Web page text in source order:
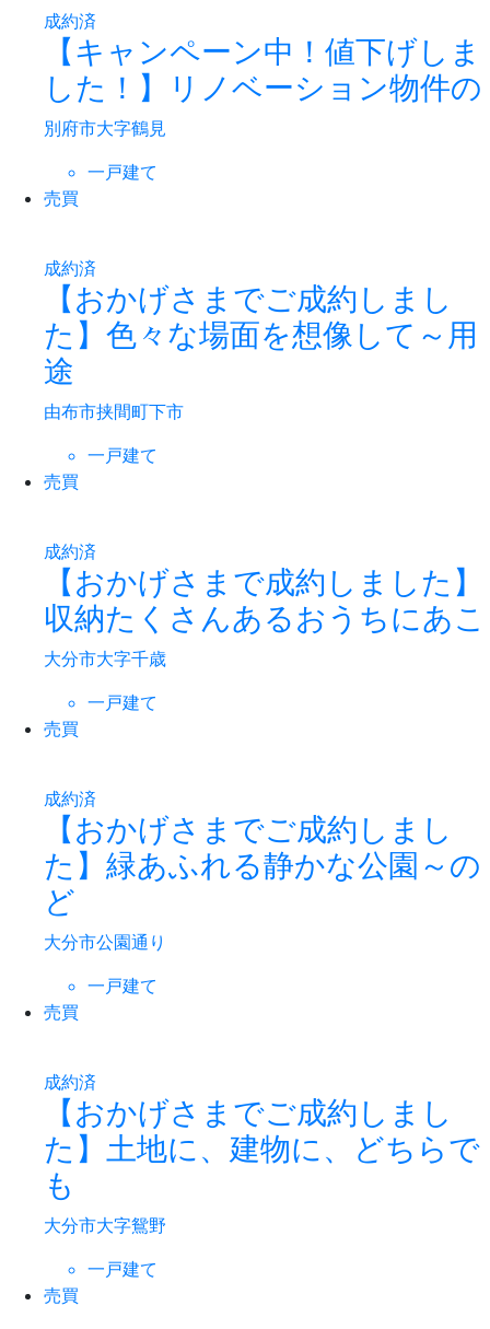
成約済
【キャンペーン中！値下げしま
した！】リノベーション物件の
別府市大字鶴見
一戸建て
売買
成約済
【おかげさまでご成約しまし
た】色々な場面を想像して～用
途
由布市挟間町下市
一戸建て
売買
成約済
【おかげさまで成約しました】
収納たくさんあるおうちにあこ
大分市大字千歳
一戸建て
売買
成約済
【おかげさまでご成約しまし
た】緑あふれる静かな公園～の
ど
大分市公園通り
一戸建て
売買
成約済
【おかげさまでご成約しまし
た】土地に、建物に、どちらで
も
大分市大字鴛野
一戸建て
売買